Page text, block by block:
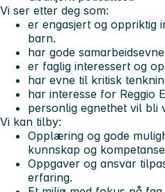
Vi ser etter deg som:
er engasjert og oppriktig
barn.
har gode
er faglig interessert og
har evne til kritisk
har interesse for Reggio
personlig egnethet vil bli
Vi kan tilby:
Opplæring og gode
kunnskap og
Oppgaver og ansvar
erfaring.